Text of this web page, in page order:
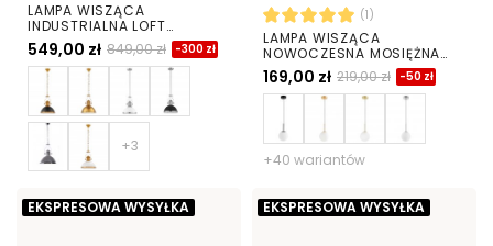
LAMPA WISZĄCA
INDUSTRIALNA LOFT
CHROMOWANA ETTORE
549,00 zł 849,00 zł -300 zł
(1)
LAMPA WISZĄCA
NOWOCZESNA MOSIĘŻNA
BIAŁA KULA FREDICA 15
169,00 zł 219,00 zł -50 zł
+40 wariantów
EKSPRESOWA WYSYŁKA EKSPRESOWA WYSYŁKA